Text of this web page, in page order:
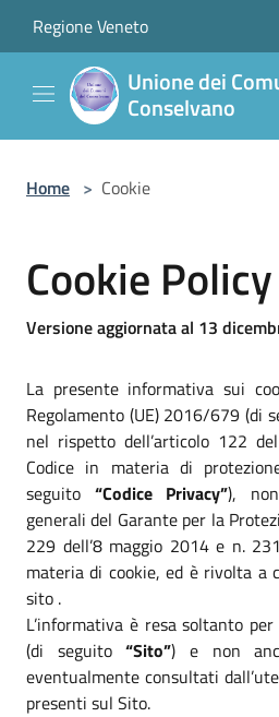
Regione Veneto
Unione dei
Conselvano
Home > Cookie
Cookie
Versione aggiornata al 13
La presente informativa sui
Regolamento (UE) 2016/679 (di
nel rispetto dell’articolo 122
Codice in materia di
seguito “Codice Privacy”),
generali del Garante per la
229 dell’8 maggio 2014 e n.
materia di cookie, ed è rivolta a
sito .
L’informativa è resa soltanto
(di seguito“Sito”) e non
eventualmente consultati
presenti sul Sito.